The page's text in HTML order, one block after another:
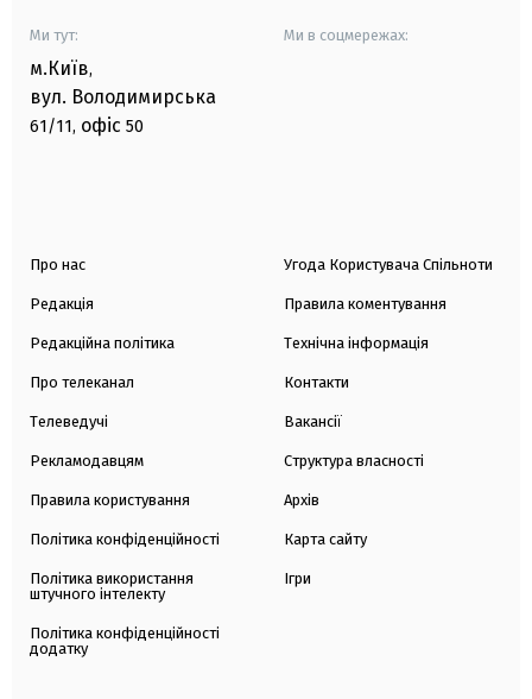
Ми тут:
м.Київ,
вул. Володимирська
61/11, офіс 50
Ми в соцмережах:
Про нас
Редакція
Редакційна політика
Про телеканал
Телеведучі
Рекламодавцям
Правила користування
Політика конфіденційності
Політика використання
штучного інтелекту
Політика конфіденційності
додатку
Угода Користувача Спільноти
Правила коментування
Технічна інформація
Контакти
Вакансії
Структура власності
Архів
Карта сайту
Ігри